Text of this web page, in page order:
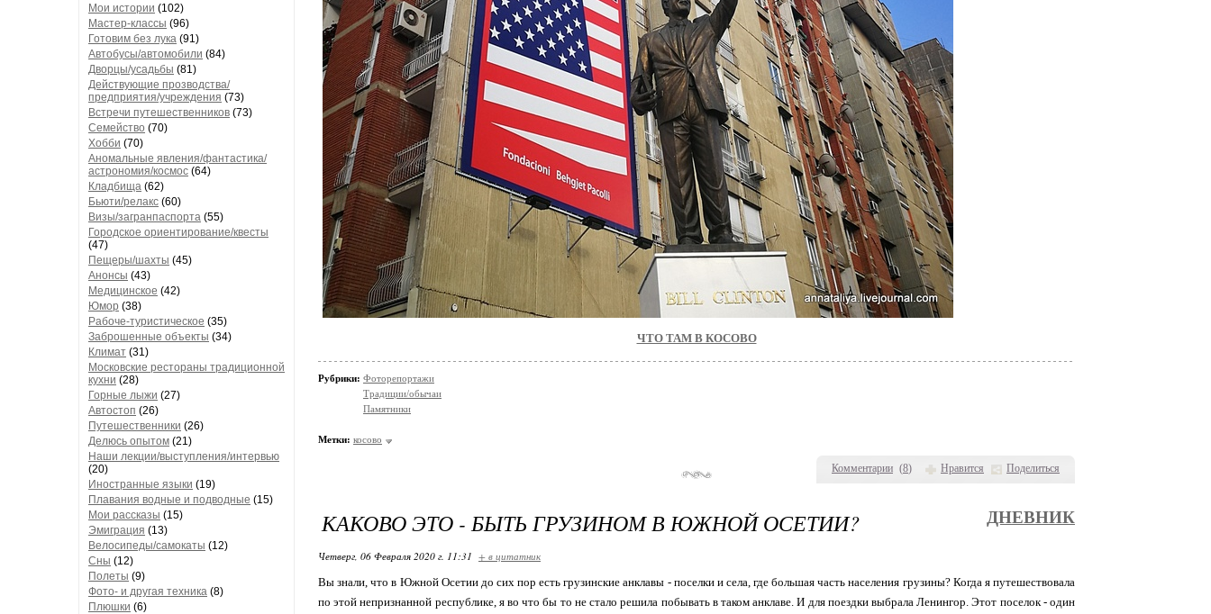
Мои истории (102)
Мастер-классы (96)
Готовим без лука (91)
Автобусы/автомобили (84)
Дворцы/усадьбы (81)
Действующие прозводства/
предприятия/учреждения (73)
Встречи путешественников (73)
Семейство (70)
Хобби (70)
Аномальные явления/фантастика/
астрономия/космос (64)
Кладбища (62)
Бьюти/релакс (60)
Визы/загранпаспорта (55)
Городское ориентирование/квесты
(47)
Пещеры/шахты (45)
Анонсы (43)
Медицинское (42)
Юмор (38)
Рабоче-туристическое (35)
Заброшенные объекты (34)
Климат (31)
Московские рестораны традиционной
кухни (28)
Горные лыжи (27)
Автостоп (26)
Путешественники (26)
Делюсь опытом (21)
Наши лекции/выступления/интервью
(20)
Иностранные языки (19)
Плавания водные и подводные (15)
Мои рассказы (15)
Эмиграция (13)
Велосипеды/самокаты (12)
Сны (12)
Полеты (9)
Фото- и другая техника (8)
Плюшки (6)
Комментарии (8) Нравится Поделиться
ЧТО ТАМ В КОСОВО
Рубрики: Фоторепортажи
Традиции/обычаи
Памятники
Метки: косово
КАКОВО ЭТО - БЫТЬ ГРУЗИНОМ В ЮЖНОЙ ОСЕТИИ? ДНЕВНИК
Четверг, 06 Февраля 2020 г. 11:31 + в цитатник
Вы знали, что в Южной Осетии до сих пор есть грузинские анклавы - поселки и села, где большая часть населения грузины? Когда я путешествовала
по этой непризнанной республике, я во что бы то не стало решила побывать в таком анклаве. И для поездки выбрала Ленингор. Этот поселок - один